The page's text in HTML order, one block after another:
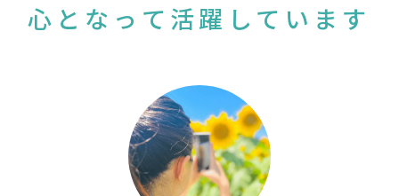
心となって活躍しています